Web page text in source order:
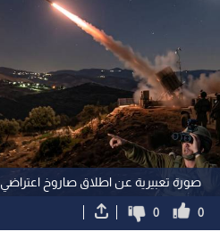
صورة تعبيرية عن اطلاق صاروخ اعتراضي
0
0